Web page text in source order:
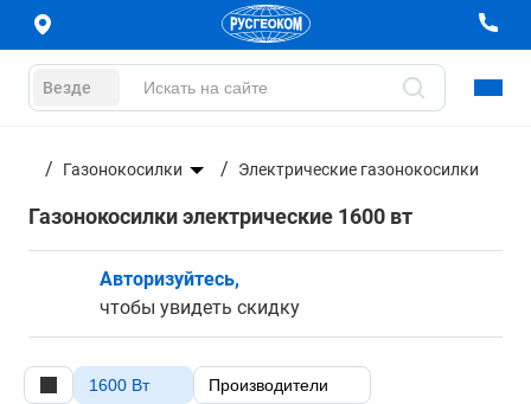
Везде
Газонокосилки Электрические газонокосилки
Газонокосилки электрические 1600 вт
Авторизуйтесь,
чтобы увидеть скидку
1600 Вт Производители